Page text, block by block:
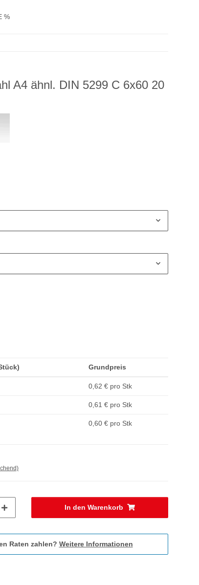
%
A4 ähnl. DIN 5299 C 6x60 20
Grundpreis
0,62 € pro Stk
0,61 € pro Stk
0,60 € pro Stk
In den Warenkorb
Raten zahlen? Weitere Informationen